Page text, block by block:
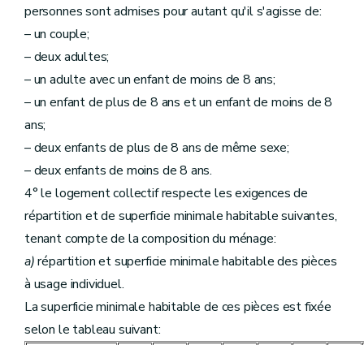
personnes sont admises pour autant qu'il s'agisse de:
– un couple;
– deux adultes;
– un adulte avec un enfant de moins de 8 ans;
– un enfant de plus de 8 ans et un enfant de moins de 8
ans;
– deux enfants de plus de 8 ans de même sexe;
– deux enfants de moins de 8 ans.
4° le logement collectif respecte les exigences de
répartition et de superficie minimale habitable suivantes,
tenant compte de la composition du ménage:
a)répartition et superficie minimale habitable des pièces
à usage individuel.
La superficie minimale habitable de ces pièces est fixée
selon le tableau suivant: